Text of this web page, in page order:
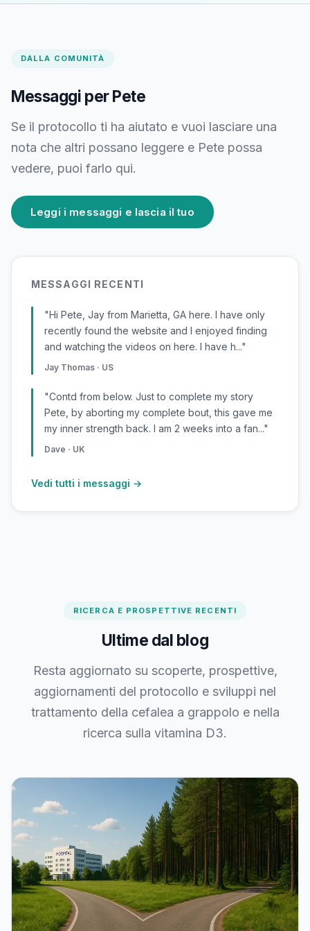
DALLA COMUNITÀ
Messaggi per Pete
Se il protocollo ti ha aiutato e vuoi lasciare una
nota che altri possano leggere e Pete possa
vedere, puoi farlo qui.
Leggi i messaggi e lascia il tuo
MESSAGGI RECENTI
"Hi Pete, Jay from Marietta, GA here. I have only
recently found the website and I enjoyed finding
and watching the videos on here. I have h..."
Jay Thomas · US
"Contd from below. Just to complete my story
Pete, by aborting my complete bout, this gave me
my inner strength back. I am 2 weeks into a fan..."
Dave · UK
Vedi tutti i messaggi →
RICERCA E PROSPETTIVE RECENTI
Ultime dal blog
Resta aggiornato su scoperte, prospettive,
aggiornamenti del protocollo e sviluppi nel
trattamento della cefalea a grappolo e nella
ricerca sulla vitamina D3.